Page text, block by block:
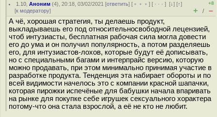
1.10 ,Аноним (4), 20:18, 03/02/2021 [ответить] [ ﹢﹢﹢] [ · · ·][↓] [↑]
[к модератору]
+8
+ / –
А чё, хорошая стратегия, ты делаешь продукт,
выкладываешь его под относительносвободной лецензией,
чтоб интузиасты, бесплатная рабочая сила могла довести
его до ума и он получил популярность, а потом разделяешь
его, для интузиастов-лохов, которые будут её дописывать,
но с специальными багами и интерпрайс версию, которую
можно продавать, при этом минимально принимая участие в
разработке продукта. Тенденция эта набирает обороты и по
всей видимости начелось это с компании красной шапачки,
которая пирожки испечёные для бабушки начала впаривать
на рынке для покупке себе игрушек сексуального хорактера
потому-что она стала взрослой, а её не кто не любит.